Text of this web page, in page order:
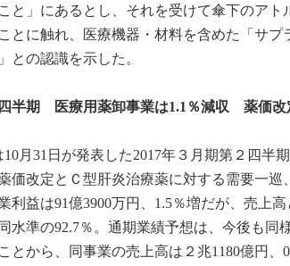
と」にあるとし、それを受けて傘下のア
とに触れ、医療機器・材料を含めた「サ
との認識を示した。
半期 医療用薬卸事業は1.1％減収 薬価改
10月31日が発表した2017年３月期第２四半
価改定とＣ型肝炎治療薬に対する需要一
利益は91億3900万円、1.5％増だが、売上
水準の92.7％。通期業績予想は、今後も
とから、同事業の売上高は２兆1180億円、